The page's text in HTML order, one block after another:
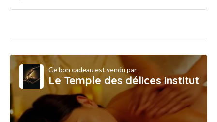
Ce bon cadeau est vendu par
Le Temple des délices institut